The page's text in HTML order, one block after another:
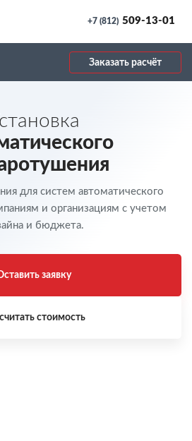
+7 (812) 509-13-01
Заказать расчёт
для систем автоматического
и организациям с учетом
и бюджета.
заявку
стоимость